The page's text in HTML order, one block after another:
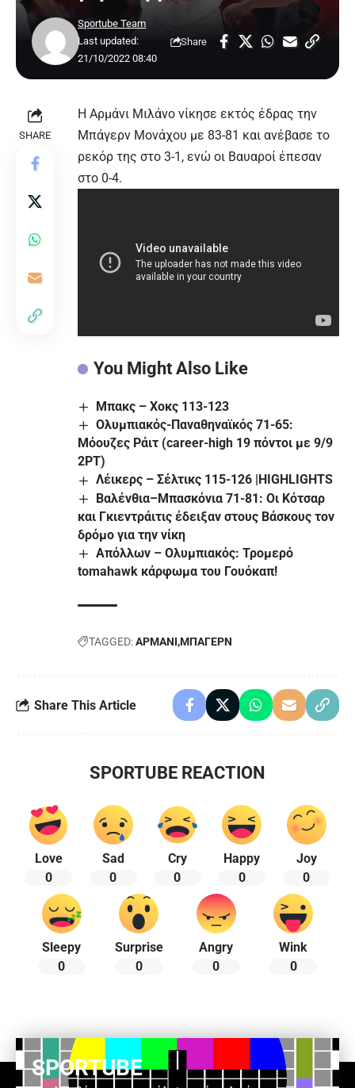
Last updated:
21/10/2022 08:40
Sportube Team
Share
SHARE
Η Αρμάνι Μιλάνο νίκησε εκτός έδρας την
Μπάγερν Μονάχου με 83-81 και ανέβασε το
ρεκόρ της στο 3-1, ενώ οι Βαυαροί έπεσαν
στο 0-4.
You Might Also Like
Μπακς – Χοκς 113-123
Ολυμπιακός-Παναθηναϊκός 71-65:
Μόουζες Ράιτ (career-high 19 πόντοι με 9/9
2PT)
Λέικερς – Σέλτικς 115-126 |HIGHLIGHTS
Βαλένθια–Μπασκόνια 71-81: Οι Κότσαρ
και Γκιεντράιτις έδειξαν στους Βάσκους τον
δρόμο για την νίκη
Απόλλων – Ολυμπιακός: Τρομερό
tomahawk κάρφωμα του Γουόκαπ!
TAGGED:ΑΡΜΑΝΙ ΜΠΑΓΕΡΝ
Share This Article
SPORTUBE REACTION
Love
0
Sad
0
Cry
0
Happy
0
Joy
0
Sleepy
0
Surprise
0
Angry
0
Wink
0
SPORTUBE